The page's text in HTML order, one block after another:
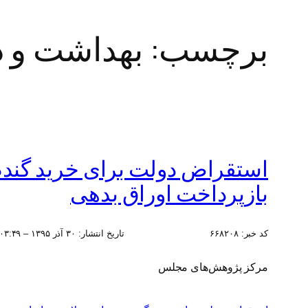
برچسب: بهداشت و
بازپرداخت اوراق بدهی
کد خبر:۶۶۸۲۰۸ تاریخ انتشار: ۳۰ آذر ۱۳۹۵ – ۰۳:۴۹
مرکز پژوهش‌های مجلس